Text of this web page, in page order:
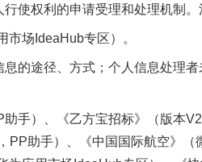
权利的申请受理和处理机制。
场IdeaHub专区）。
途径、方式；个人信息处理者
）、《乙方宝招标》（版本
PP助手）、《中国国际航空》